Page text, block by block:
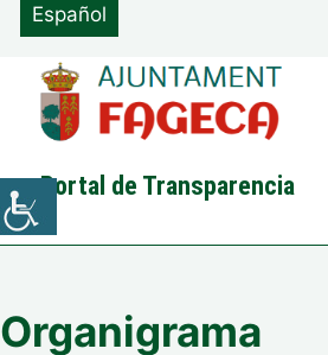
Español
Portal de Transparencia
Organigrama